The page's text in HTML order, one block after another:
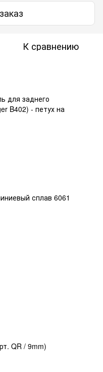
К сравнению
для заднего
B402) - петух на
сплав 6061
QR / 9mm)